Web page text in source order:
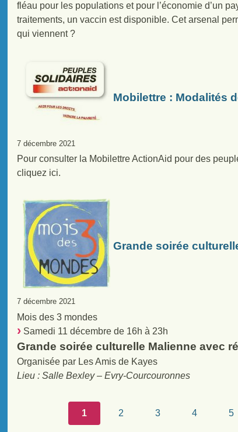
fléau pour les populations et pour l’économie d’un
traitements, un vaccin est disponible. Cet arsenal
qui viennent ?
Mobilettre : Modalités
7 décembre 2021
Pour consulter la Mobilettre ActionAid pour des
cliquez ici.
Grande soirée
7 décembre 2021
Mois des 3 mondes
Samedi 11 décembre de 16h à 23h
Grande soirée culturelle Malienne avec
Organisée par Les Amis de Kayes
Lieu : Salle Bexley – Evry-Courcouronnes
1 2 3 4 5